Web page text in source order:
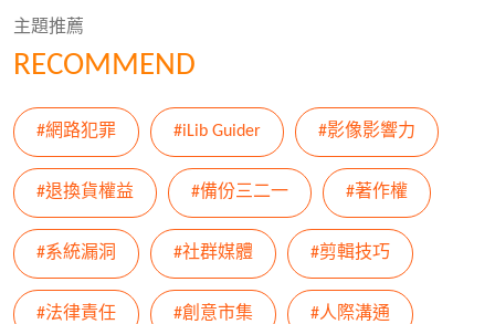
RECOMMEND
主題推薦
#網路犯罪 #iLib Guider #影像影響力
#退換貨權益 #備份三二一 #著作權
#系統漏洞 #社群媒體 #剪輯技巧
#法律責任 #創意市集 #人際溝通